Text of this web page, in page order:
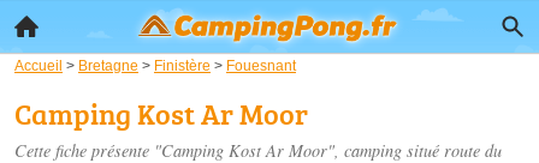
Accueil > Bretagne > Finistère > Fouesnant
Camping Kost Ar Moor
Cette fiche présente "Camping Kost Ar Moor", camping situé route du